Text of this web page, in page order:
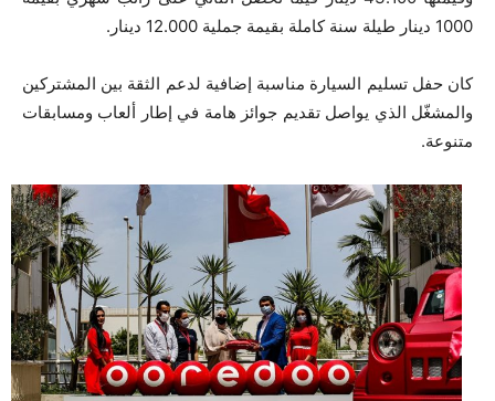
1000 دينار طيلة سنة كاملة بقيمة جملية 12.000 دينار.
كان حفل تسليم السيارة مناسبة إضافية لدعم الثقة بين المشتركين
والمشغّل الذي يواصل تقديم جوائز هامة في إطار ألعاب ومسابقات
متنوعة.